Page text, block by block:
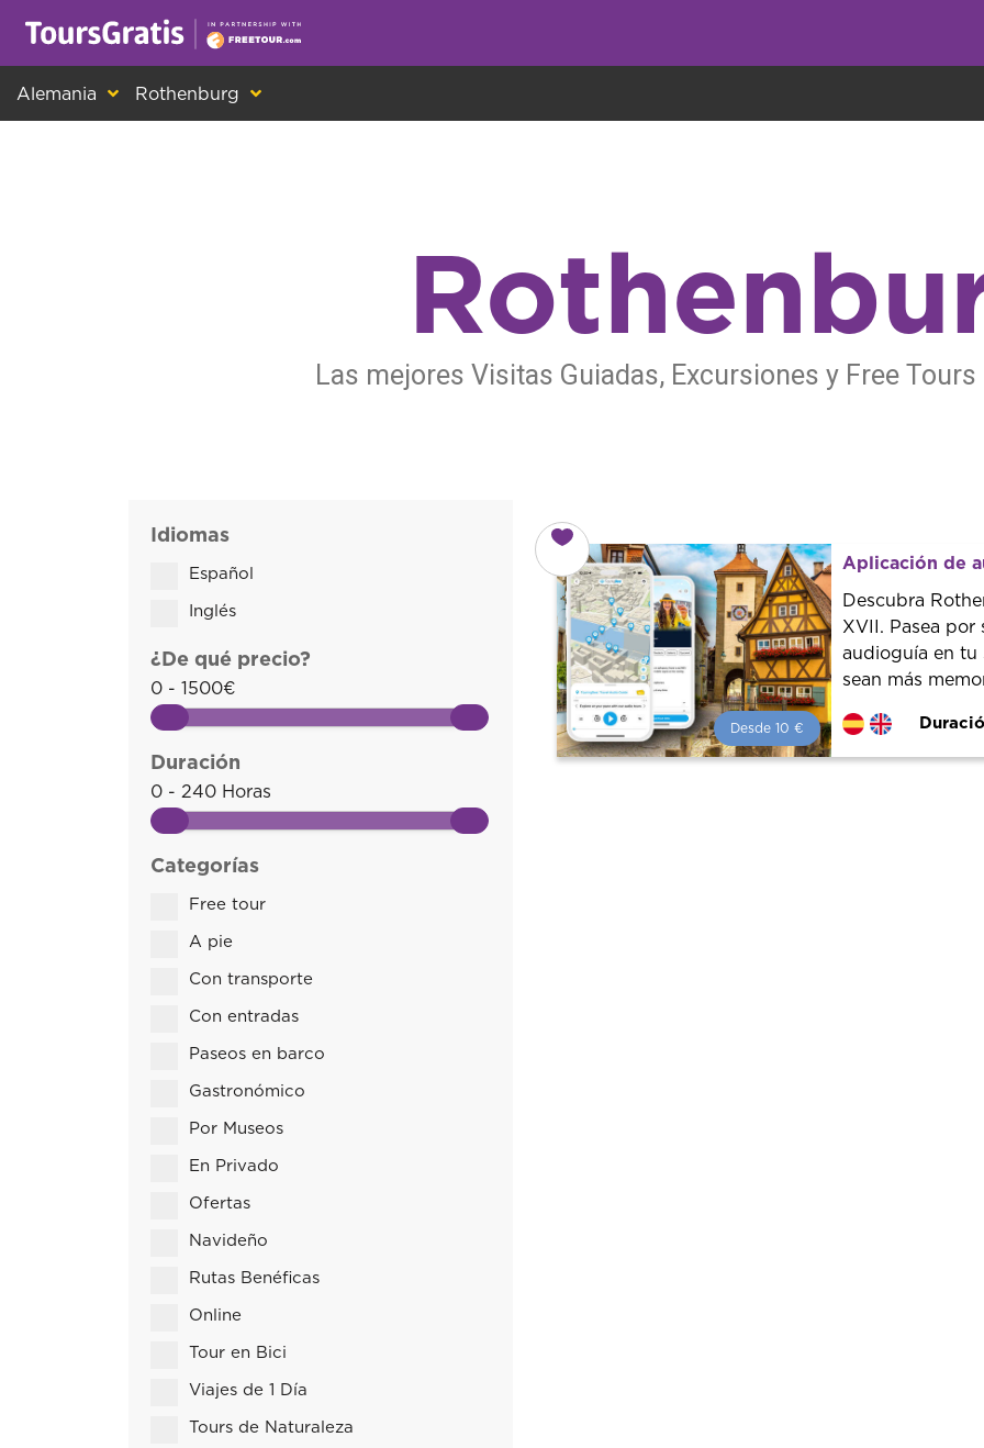
Alemania Rothenburg
Las mejores Visitas Guiadas, Excursiones y Free
Idiomas
Español
Inglés
¿De qué precio?
0 - 1500€
Duración
0 - 240 Horas
Categorías
Free tour
A pie
Con transporte
Con entradas
Paseos en barco
Gastronómico
Por Museos
En Privado
Ofertas
Navideño
Rutas Benéficas
Online
Tour en Bici
Viajes de 1 Día
Tours de Naturaleza
Desde 10 €
Aplicación de
Descubra
XVII. Pasea por
audioguía en tu
sean más
¡Este es otro mensaje sobre las cookies! Todo el mundo come galletas, pero nosotros las utilizamos para mejorar el